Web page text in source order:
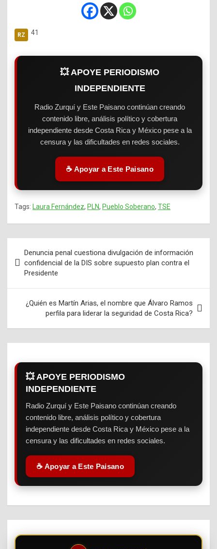
41
💥 APOYE PERIODISMO
INDEPENDIENTE
Radio Zurquí y Este Paisano continúan creando
contenido libre, análisis político y cobertura
independiente desde Costa Rica y México pese a la
censura y las dificultades en redes sociales.
☕ Apoyar a Este Paisano
Tags: Laura Fernández, PLN, Pueblo Soberano, TSE
Navegación
de
Denuncia penal cuestiona divulgación de información
confidencial de la DIS sobre supuesto plan contra el
Presidente
¿Quién es Martín Arias, el nombre que Álvaro Ramos
perfila para liderar la seguridad de Costa Rica?
💥 APOYE PERIODISMO
INDEPENDIENTE
Radio Zurquí y Este Paisano continúan creando
contenido libre, análisis político y cobertura
independiente desde Costa Rica y México pese a la
censura y las dificultades en redes sociales.
☕ Apoyar a Este Paisano